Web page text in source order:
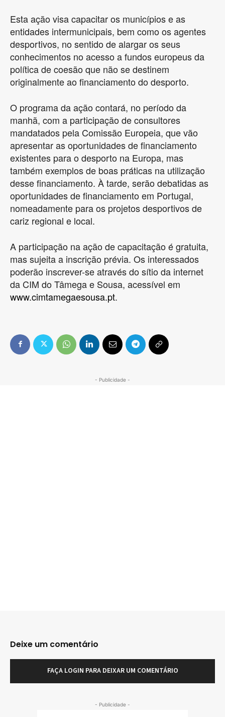
Esta ação visa capacitar os municípios e as
entidades intermunicipais, bem como os agentes
desportivos, no sentido de alargar os seus
conhecimentos no acesso a fundos europeus da
política de coesão que não se destinem
originalmente ao financiamento do desporto.
O programa da ação contará, no período da
manhã, com a participação de consultores
mandatados pela Comissão Europeia, que vão
apresentar as oportunidades de financiamento
existentes para o desporto na Europa, mas
também exemplos de boas práticas na utilização
desse financiamento. À tarde, serão debatidas as
oportunidades de financiamento em Portugal,
nomeadamente para os projetos desportivos de
cariz regional e local.
A participação na ação de capacitação é gratuita,
mas sujeita a inscrição prévia. Os interessados
poderão inscrever-se através do sítio da internet
da CIM do Tâmega e Sousa, acessível em
www.cimtamegaesousa.pt.
- Publicidade -
Deixe um comentário
FAÇA LOGIN PARA DEIXAR UM COMENTÁRIO
- Publicidade -